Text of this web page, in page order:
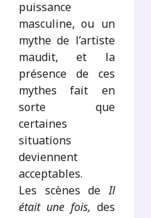
puissance
masculine, ou un
mythe de l’artiste
maudit, et la
présence de ces
mythes fait en
sorte que
certaines
situations
deviennent
acceptables.
Les scènes deIl
était une fois, des